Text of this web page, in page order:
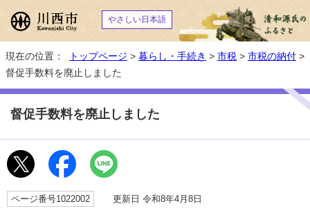
やさしい日本語
現在の位置： トップページ > 暮らし・手続き > 市税 > 市税の納付 >
督促手数料を廃止しました
督促手数料を廃止しました
ページ番号1022002 更新日 令和8年4月8日